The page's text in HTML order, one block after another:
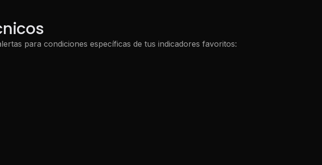
para condiciones específicas de tus indicadores favoritos: